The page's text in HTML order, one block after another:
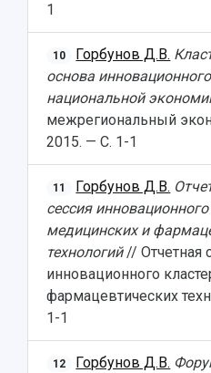
1
10 Горбунов Д.В.
основа
национальной
межрегиональный
2015. — С. 1-1
11 Горбунов Д.В.
сессия
медицинских и
технологий// Отчетная
инновационного
фармацевтических
1-1
12 Горбунов Д.В.